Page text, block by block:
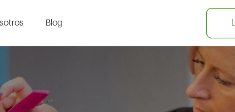
Blog